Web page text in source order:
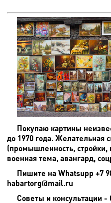
Покупаю картины
до 1970 года. Желательная
(промышленность, стройки,
военная тема, авангард,
Пишите на Whatsupp +7
habartorg@mail.ru
Советы и консультации -